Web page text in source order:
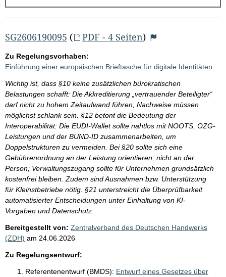
g
e
b
i
s
s
e
p
r
o
S
e
i
t
SG2606190095 ( PDF - 4 Seiten)
Zu Regelungsvorhaben:
Einführung einer europäischen Brieftasche für digitale Identitäten
Wichtig ist, dass §10 keine zusätzlichen bürokratischen
Belastungen schafft: Die Akkreditierung „vertrauender Beteiligter“
darf nicht zu hohem Zeitaufwand führen, Nachweise müssen
möglichst schlank sein. §12 betont die Bedeutung der
Interoperabilität: Die EUDI-Wallet sollte nahtlos mit NOOTS, OZG-
Leistungen und der BUND-ID zusammenarbeiten, um
Doppelstrukturen zu vermeiden. Bei §20 sollte sich eine
Gebührenordnung an der Leistung orientieren, nicht an der
Person; Verwaltungszugang sollte für Unternehmen grundsätzlich
kostenfrei bleiben. Zudem sind Ausnahmen bzw. Unterstützung
für Kleinstbetriebe nötig. §21 unterstreicht die Überprüfbarkeit
automatisierter Entscheidungen unter Einhaltung von KI-
Vorgaben und Datenschutz.
Bereitgestellt von: Zentralverband des Deutschen Handwerks
(ZDH) am 24.06.2026
Zu Regelungsentwurf:
Referentenentwurf (BMDS): Entwurf eines Gesetzes über